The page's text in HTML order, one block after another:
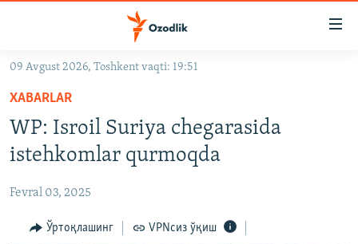
Асосий
навигацияга
ўтинг
Қидиришга
OZODARXIV
На русском
ИЖТИМОИЙ ТАРМОҚЛАР
09 Avgust 2026, Toshkent vaqti: 19:51
XABARLAR
WP: Isroil Suriya chegarasida
istehkomlar qurmoqda
Fevral 03, 2025
Ўртоқлашинг VPNсиз ўқиш